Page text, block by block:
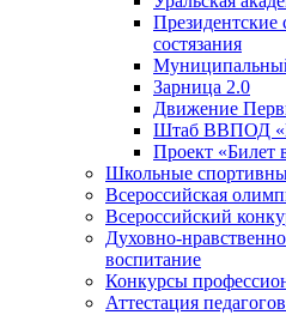
состязания
Зарница 2.0
Движение
Штаб ВВПОД
Проект «Билет
Школьные
Всероссийская
Всероссийский
Духовно-
воспитание
Конкурсы
Аттестация